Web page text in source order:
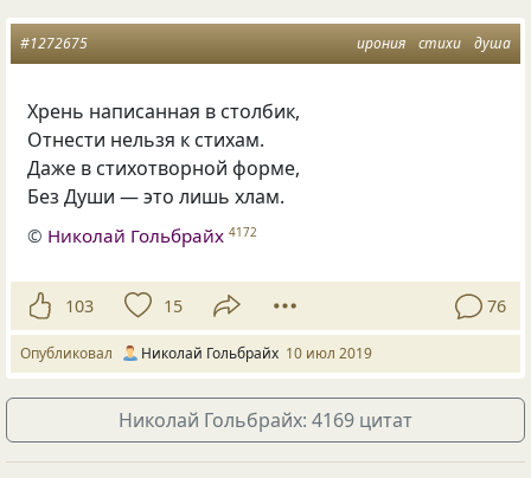
ирония стихи душа
#1272675
Хрень написанная в столбик,
Отнести нельзя к стихам.
Даже в стихотворной форме,
Без Души — это лишь хлам.
© Николай Гольбрайх 4172
103 15 76
Опубликовал Николай Гольбрайх 10 июл 2019
Николай Гольбрайх: 4169 цитат